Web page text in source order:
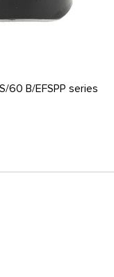
60 B/EFSPP series